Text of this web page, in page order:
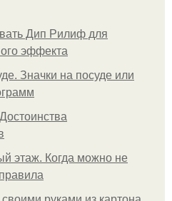
Дип Рилиф для
эффекта
Значки на посуде или
этаж. Когда можно не